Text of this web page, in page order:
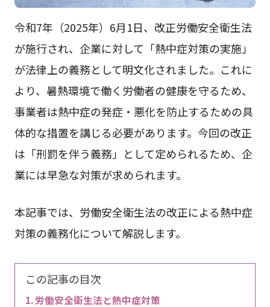
令和7年（2025年）6月1日、改正労働安全衛生法
が施行され、企業に対して「熱中症対策の実施」
が法律上の義務として明文化されました。これに
より、暑熱環境で働く労働者の健康を守るため、
事業者は熱中症の発症・悪化を防止するための具
体的な措置を講じる必要があります。今回の改正
は「刑罰を伴う義務」として定められるため、企
業には早急な対策が求められます。
本記事では、労働安全衛生法の改正による熱中症
対策の義務化について解説します。
この記事の目次
労働安全衛生法と熱中症対策